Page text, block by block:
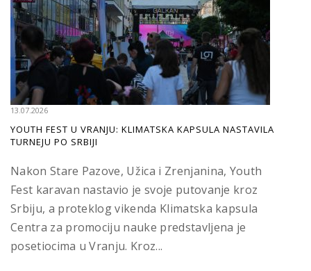
13.07.2026
YOUTH FEST U VRANJU: KLIMATSKA KAPSULA NASTAVILA
TURNEJU PO SRBIJI
Nakon Stare Pazove, Užica i Zrenjanina, Youth
Fest karavan nastavio je svoje putovanje kroz
Srbiju, a proteklog vikenda Klimatska kapsula
Centra za promociju nauke predstavljena je
posetiocima u Vranju. Kroz...